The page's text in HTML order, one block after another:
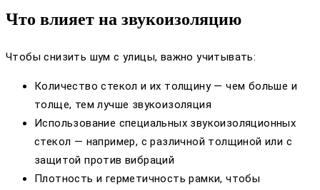
Что влияет на звукоизоляцию
Чтобы снизить шум с улицы, важно учитывать:
Количество стекол и их толщину — чем больше и
толще, тем лучше звукоизоляция
Использование специальных звукоизоляционных
стекол — например, с различной толщиной или с
защитой против вибраций
Плотность и герметичность рамки, чтобы